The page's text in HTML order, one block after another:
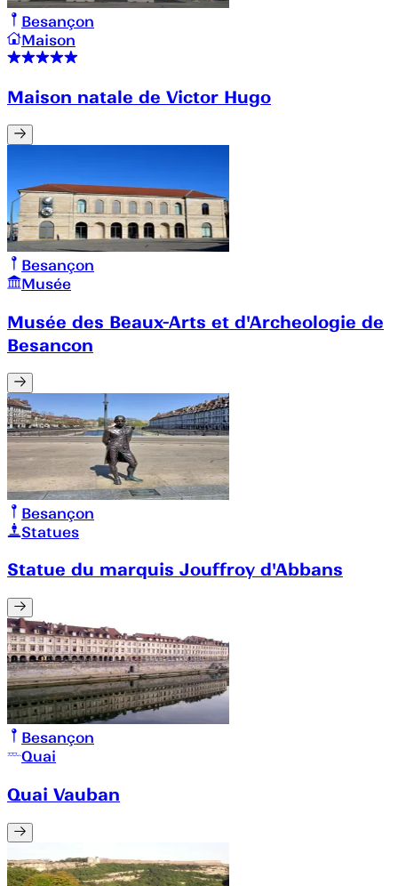
Besançon
Maison
Maison natale de Victor Hugo
Besançon
Musée
Musée des Beaux-Arts et d'Archeologie de
Besancon
Besançon
Statues
Statue du marquis Jouffroy d'Abbans
Besançon
Quai
Quai Vauban